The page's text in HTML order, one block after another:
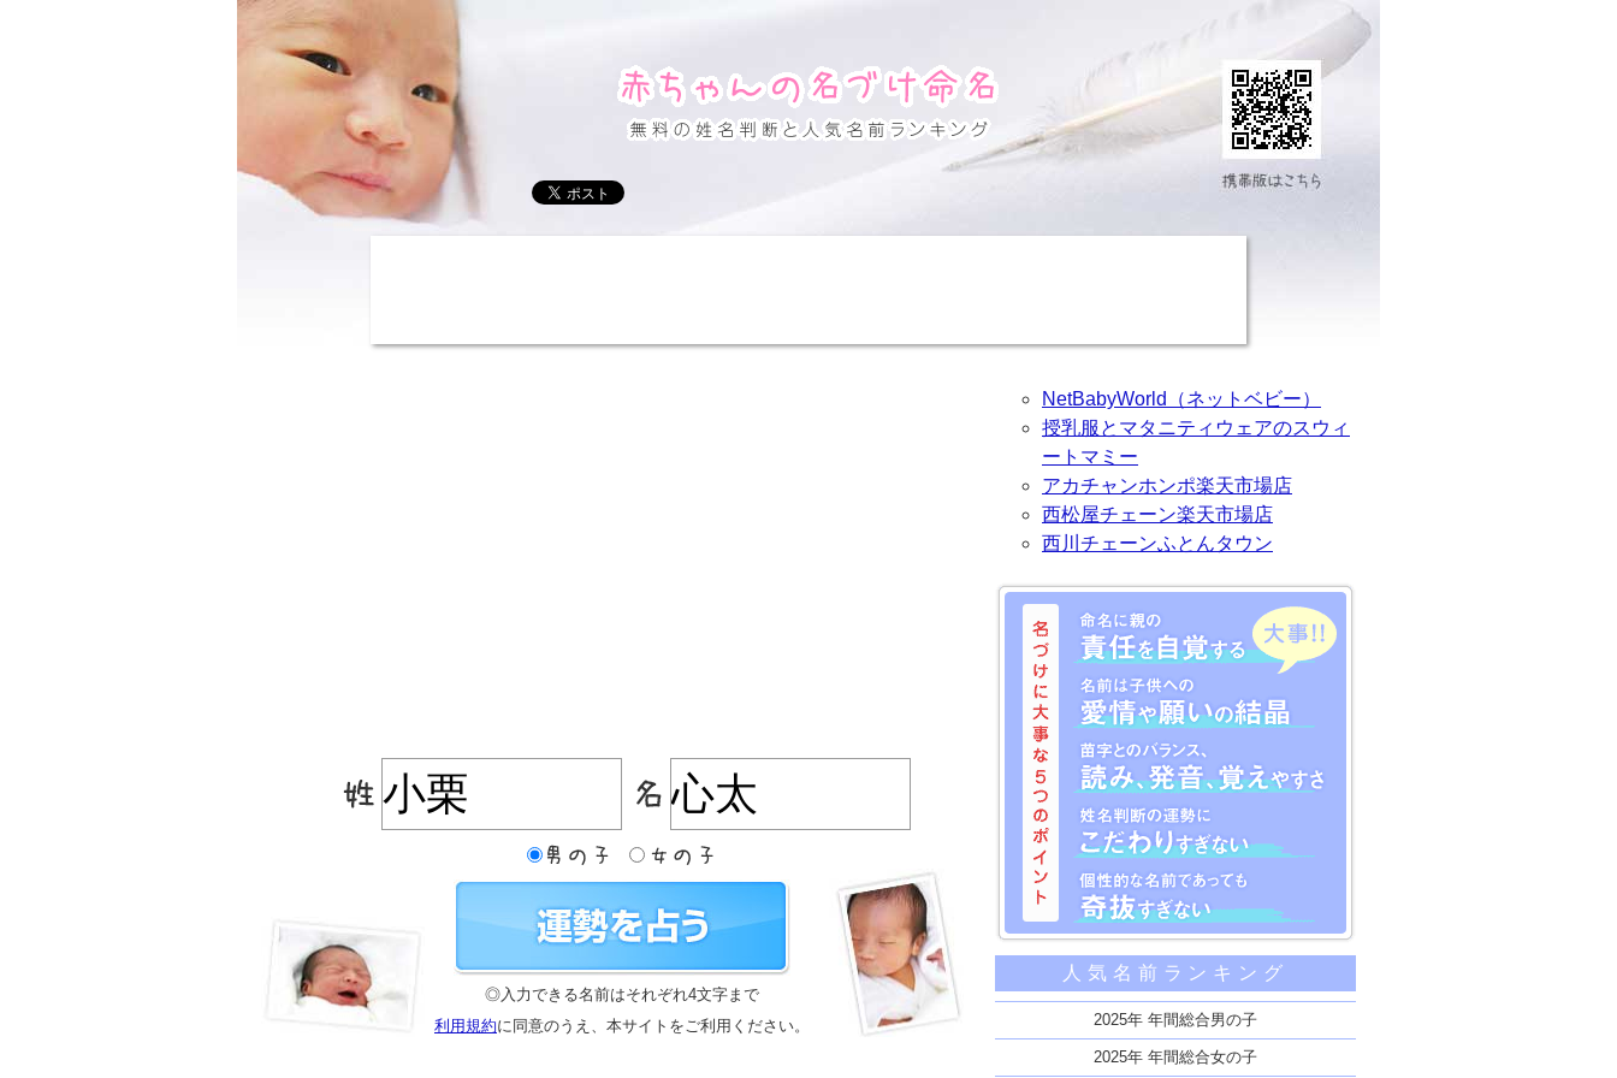
◎入力できる名前はそれぞれ4文字まで
利用規約に同意のうえ、本サイトをご利用ください。
NetBabyWorld（ネットベビー）
授乳服とマタニティウェアのスウィ
ートマミー
アカチャンホンポ楽天市場店
西松屋チェーン楽天市場店
西川チェーンふとんタウン
名づけに大事な5つのポイント
命名に親の責任を自覚する
名前は子供への愛情や願いの結晶
苗字とのバランス、読み、発音、覚えやすさ
姓名判断の運勢にこだわりすぎない
人気名前ランキング
2025年 年間総合男の子
2025年 年間総合女の子